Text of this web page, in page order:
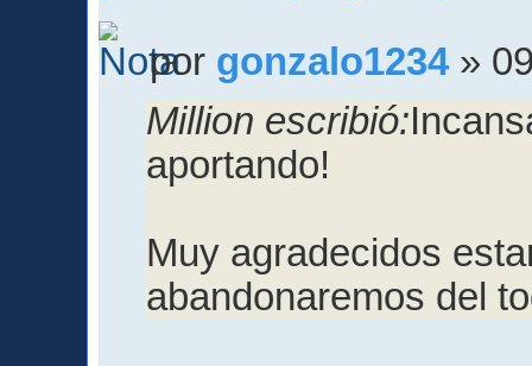
por gonzalo1234»
Million escribió:
aportando!
Muy agradecidos
abandonaremos del